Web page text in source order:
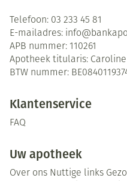
Telefoon: 03 233 45 81
E-mailadres: info@
APB nummer: 110261
Apotheek titularis:
BTW nummer:
Klantenservice
FAQ
Uw apotheek
Over ons Nuttige links